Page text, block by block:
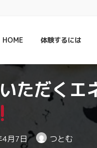
HOME 体験するには
ただくエ
月7日 つとむ